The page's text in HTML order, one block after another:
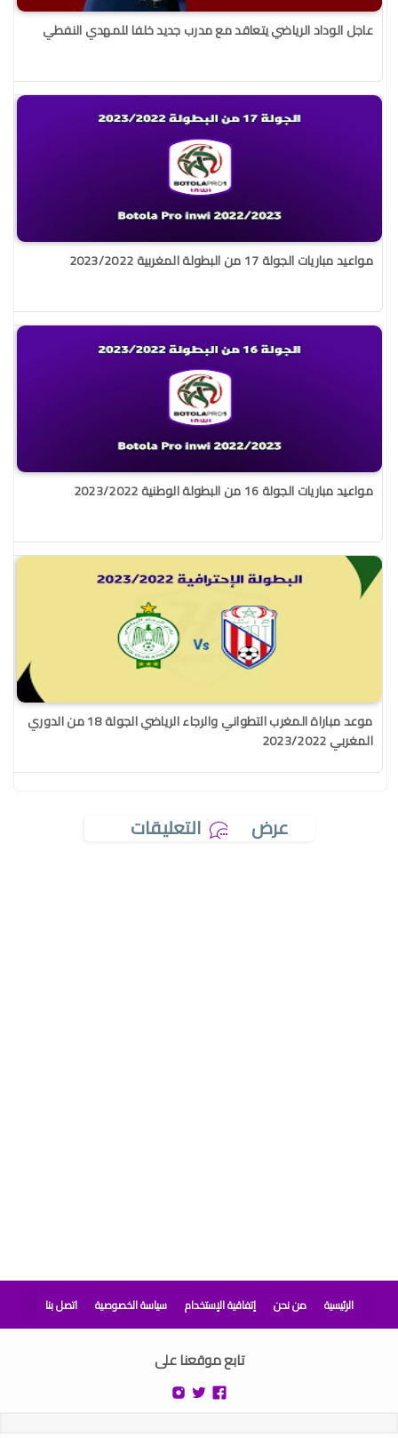
عاجل الوداد الرياضي يتعاقد مع مدرب جديد خلفا للمهدي النفطي
مواعيد مباريات الجولة 17 من البطولة المغربية 2023/2022
مواعيد مباريات الجولة 16 من البطولة الوطنية 2023/2022
موعد مباراة المغرب التطواني والرجاء الرياضي الجولة 18 من الدوري
المغربي 2023/2022
عرض التعليقات
الرئيسية من نحن إتفاقية الإستخدام سياسة الخصوصية اتصل بنا
تابع موقعنا على